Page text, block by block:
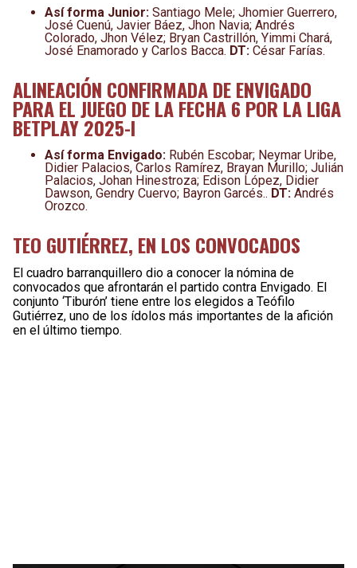
Así forma Junior: Santiago Mele; Jhomier Guerrero,
José Cuenú, Javier Báez, Jhon Navia; Andrés
Colorado, Jhon Vélez; Bryan Castrillón, Yimmi Chará,
José Enamorado y Carlos Bacca. DT: César Farías.
ALINEACIÓN CONFIRMADA DE ENVIGADO
PARA EL JUEGO DE LA FECHA 6 POR LA LIGA
BETPLAY 2025-I
Así forma Envigado: Rubén Escobar; Neymar Uribe,
Didier Palacios, Carlos Ramírez, Brayan Murillo; Julián
Palacios, Johan Hinestroza; Edison López, Didier
Dawson, Gendry Cuervo; Bayron Garcés.. DT: Andrés
Orozco.
TEO GUTIÉRREZ, EN LOS CONVOCADOS
El cuadro barranquillero dio a conocer la nómina de
convocados que afrontarán el partido contra Envigado. El
conjunto ‘Tiburón’ tiene entre los elegidos a Teófilo
Gutiérrez, uno de los ídolos más importantes de la afición
en el último tiempo.